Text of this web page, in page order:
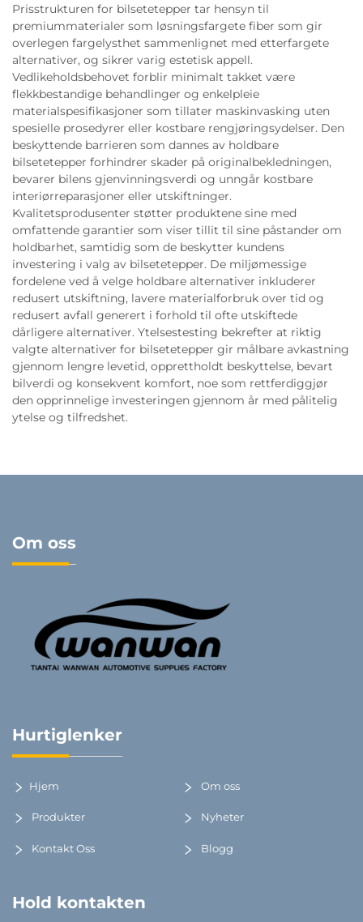
Prisstrukturen for bilsetetepper tar hensyn til
premiummaterialer som løsningsfargete fiber som gir
overlegen fargelysthet sammenlignet med etterfargete
alternativer, og sikrer varig estetisk appell.
Vedlikeholdsbehovet forblir minimalt takket være
flekkbestandige behandlinger og enkelpleie
materialspesifikasjoner som tillater maskinvasking uten
spesielle prosedyrer eller kostbare rengjøringsydelser. Den
beskyttende barrieren som dannes av holdbare
bilsetetepper forhindrer skader på originalbekledningen,
bevarer bilens gjenvinningsverdi og unngår kostbare
interiørreparasjoner eller utskiftninger.
Kvalitetsprodusenter støtter produktene sine med
omfattende garantier som viser tillit til sine påstander om
holdbarhet, samtidig som de beskytter kundens
investering i valg av bilsetetepper. De miljømessige
fordelene ved å velge holdbare alternativer inkluderer
redusert utskiftning, lavere materialforbruk over tid og
redusert avfall generert i forhold til ofte utskiftede
dårligere alternativer. Ytelsestesting bekrefter at riktig
valgte alternativer for bilsetetepper gir målbare avkastning
gjennom lengre levetid, opprettholdt beskyttelse, bevart
bilverdi og konsekvent komfort, noe som rettferdiggjør
den opprinnelige investeringen gjennom år med pålitelig
ytelse og tilfredshet.
Om oss
Hurtiglenker
Hjem Om oss
Produkter Nyheter
Kontakt Oss Blogg
Hold kontakten